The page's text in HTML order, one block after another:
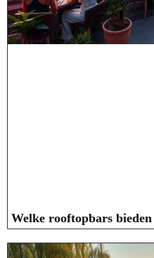
Welke rooftopbars